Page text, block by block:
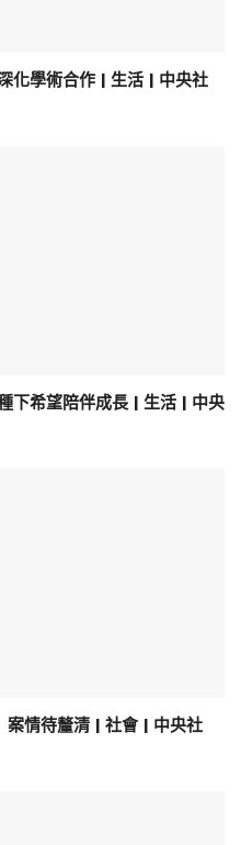
化學術合作 | 生活 | 中央社
下希望陪伴成長 | 生活 | 中央
情待釐清 | 社會 | 中央社